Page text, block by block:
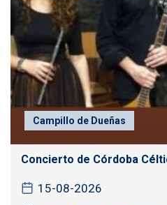
Campillo de Dueñas
Concierto de Córdoba
15-08-2026